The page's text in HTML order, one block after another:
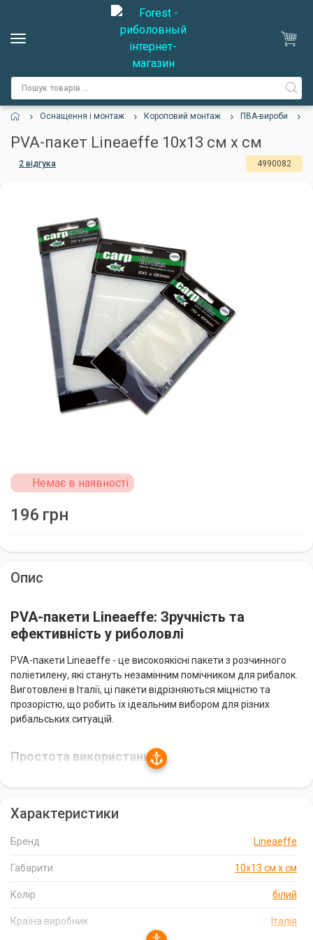
Оснащення і монтаж Короповий монтаж ПВА-вироби
PVA-пакет Lineaeffe 10х13 см х см
2 відгука 4990082
Немає в наявності
196 грн
Опис
PVA-пакети Lineaeffe: Зручність та
ефективність у риболовлі
PVA-пакети Lineaeffe - це високоякісні пакети з розчинного
поліетилену, які стануть незамінним помічником для рибалок.
Виготовлені в Італії, ці пакети відрізняються міцністю та
прозорістю, що робить їх ідеальним вибором для різних
рибальських ситуацій.
Простота використання
на волосіні перед закиданням. Пакет швидко розчиниться у
Універсальність та ефективність
PVA-пакети Lineaeffe підходять для різних видів рибної ловлі,
включаючи коропову ловлю, фідерну ловлю та поплавкову
ловлю. Вони чудово підходять для доставки підгодовування
та наживки точно у потрібне місце, що підвищує ваші шанси на
Характеристики
Бренд Lineaeffe
Габарити 10х13 см х см
Колір білий
Країна виробник Італія